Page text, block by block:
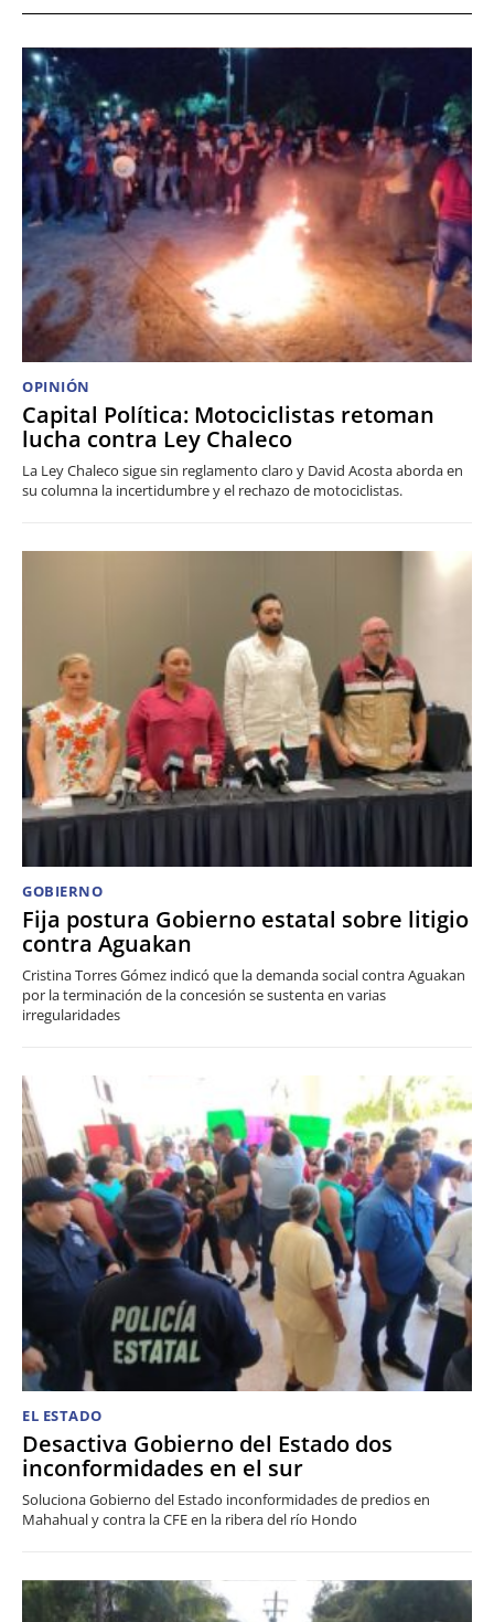
OPINIÓN
Capital Política: Motociclistas retoman
lucha contra Ley Chaleco
La Ley Chaleco sigue sin reglamento claro y David Acosta aborda en
su columna la incertidumbre y el rechazo de motociclistas.
GOBIERNO
Fija postura Gobierno estatal sobre litigio
contra Aguakan
Cristina Torres Gómez indicó que la demanda social contra Aguakan
por la terminación de la concesión se sustenta en varias
irregularidades
EL ESTADO
Desactiva Gobierno del Estado dos
inconformidades en el sur
Soluciona Gobierno del Estado inconformidades de predios en
Mahahual y contra la CFE en la ribera del río Hondo